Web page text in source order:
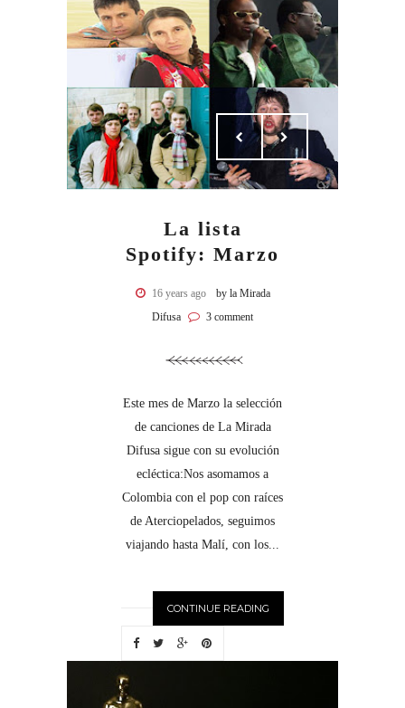
La lista
Spotify: Marzo
16 years ago
by la Mirada
Difusa
3 comment
Este mes de Marzo la selección
de canciones de La Mirada
Difusa sigue con su evolución
ecléctica:Nos asomamos a
Colombia con el pop con raíces
de Aterciopelados, seguimos
viajando hasta Malí, con los...
CONTINUE READING